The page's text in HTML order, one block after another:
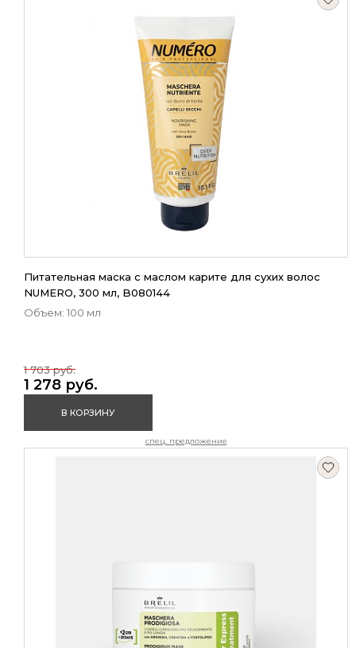
Питательная маска с маслом карите для сухих волос
NUMERO, 300 мл, B080144
Объем: 100 мл
1 278 руб.
1 703 руб.
В КОРЗИНУ
спец. предложение